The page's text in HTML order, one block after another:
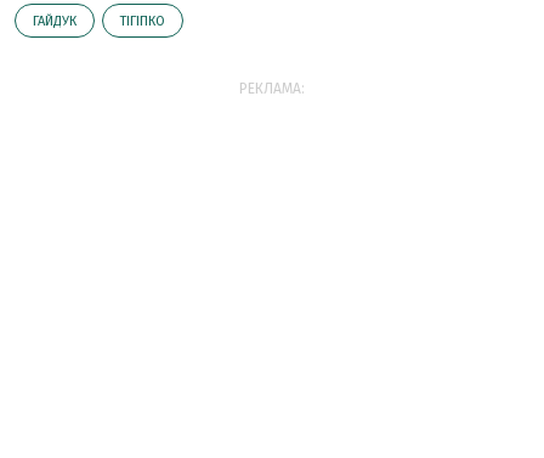
ГАЙДУК ТІГІПКО
РЕКЛАМА: